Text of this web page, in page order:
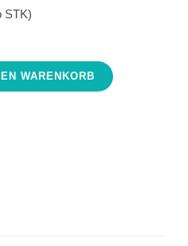
STK)
WARENKORB